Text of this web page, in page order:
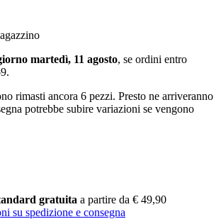
martedì, 11 agosto, se ordini entro
.
rimasti ancora 6 pezzi. Presto ne arriveranno
potrebbe subire variazioni se vengono
gratuita a partire da € 49,90
su spedizione e consegna